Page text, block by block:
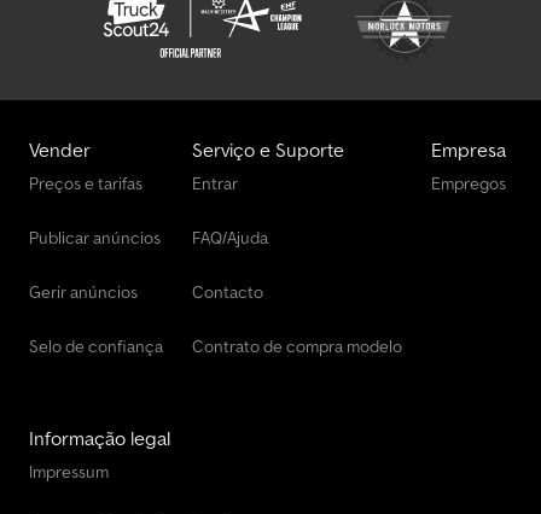
Vender
Preços e tarifas
Publicar anúncios
Gerir anúncios
Selo de confiança
Serviço e Suporte
Entrar
FAQ/Ajuda
Contacto
Contrato de compra modelo
Empresa
Empregos
Informação legal
Impressum